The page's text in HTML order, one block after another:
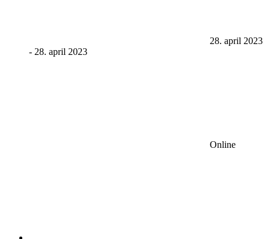
28. april 2023
- 28. april 2023
Online